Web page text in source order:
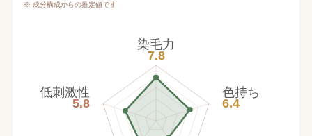
※ 成分構成からの推定値です
染毛力
7.8
色持ち
6.4
低刺激性
5.8